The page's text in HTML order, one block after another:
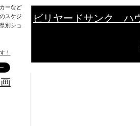
ーなど
スケジ
別ショ
！
ビリヤードサンク ハ